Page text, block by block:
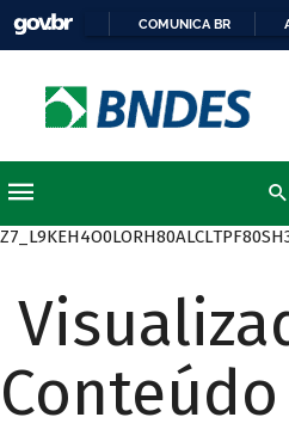
COMUNICA BR